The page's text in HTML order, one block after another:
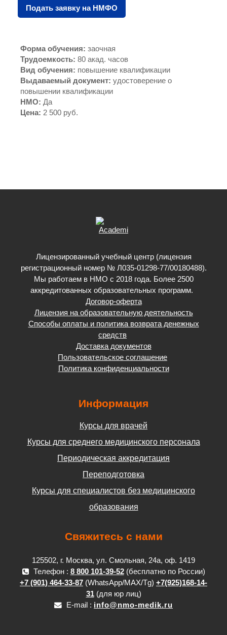
Подать заявку на НМФО
Форма обучения: заочная
Трудоемкость: 80 акад. часов
Вид обучения: повышение квалификации
Выдаваемый документ: удостоверение о
повышении квалификации
НМО: Да
Цена: 2 500 руб.
Лицензированный учебный центр (лицензия
регистрационный номер № Л035-01298-77/00180488).
Мы работаем в НМО с 2018 года. Более 2500
аккредитованных образовательных программ.
Договор-оферта
Лицензия на образовательную деятельность
Способы оплаты и политика возврата денежных
средств
Доставка документов
Пользовательское соглашение
Политика конфиденциальности
Информация
Курсы для врачей
Курсы для среднего медицинского персонала
Периодическая аккредитация
Переподготовка
Курсы для специалистов без медицинского
образования
Свяжитесь с нами
125502, г. Москва, ул. Смольная, 24а, оф. 1419
Телефон : 8 800 101-39-52(бесплатно по России)
+7 (901) 464-33-87 (WhatsApp/MAX/Tg) +7(925)168-14-
31(для юр лиц)
E-mail : info@nmo-medik.ru